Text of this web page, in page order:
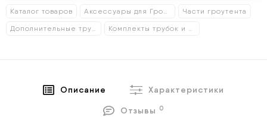
Каталог товаров Аксессуары для Гроутентов Части гроутента
Дополнительные трубки Комплекты трубок и уголков
Описание
Характеристики
Отзывы
0